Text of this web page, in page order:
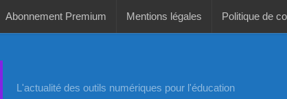
Abonnement Premium Mentions légales Politique de
L'actualité des outils numériques pour l'éducation